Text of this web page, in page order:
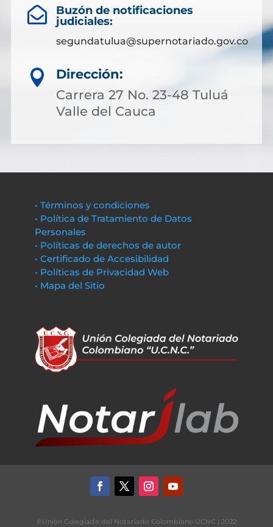

Buzón de notificaciones
judiciales:
segundatulua@supernotariado.gov.co

Dirección:
Carrera 27 No. 23-48 Tuluá
Valle del Cauca
• Términos y condiciones
• Política de Tratamiento de Datos
Personales
• Políticas de derechos de autor
• Certificado de Accesibilidad
• Políticas de Privacidad Web
• Mapa del Sitio
©Unión Colegiada del Notariado Colombiano UCNC | 2022